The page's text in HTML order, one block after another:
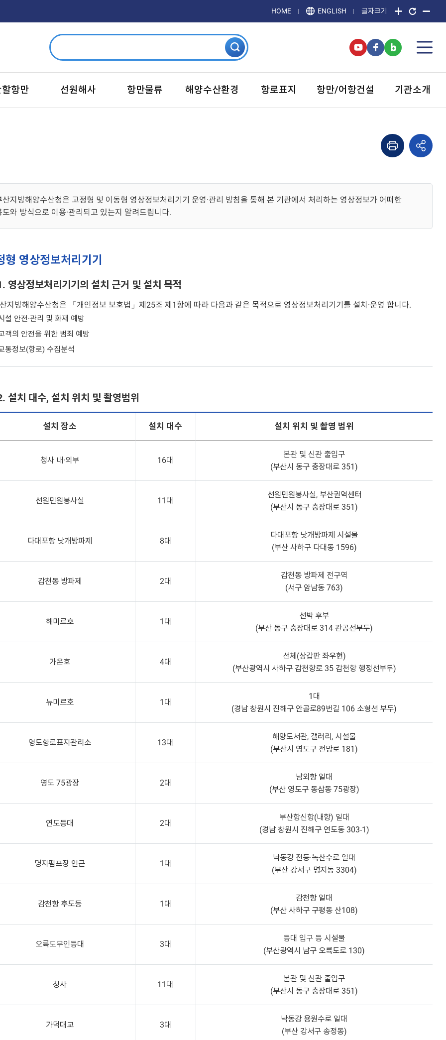
HOME ENGLISH 글자크기
할항만 선원해사 항만물류 해양수산환경 항로표지 항만/어항건설 기관소개
산지방해양수산청은 고정형 및 이동형 영상정보처리기기 운영·관리 방침을 통해 본 기관에서 처리하는 영상정보가 어떠한
도와 방식으로 이용·관리되고 있는지 알려드립니다.
형 영상정보처리기기
영상정보처리기기의 설치 근거 및 설치 목적
지방해양수산청은 「개인정보 보호법」제25조 제1항에 따라 다음과 같은 목적으로 영상정보처리기기를 설치·운영 합니다.
설 안전·관리 및 화재 예방
객의 안전을 위한 범죄 예방
통정보(항로) 수집분석
설치 대수, 설치 위치 및 촬영범위
설치 장소 설치 대수 설치 위치 및 촬영 범위
청사 내·외부 16대
본관 및 신관 출입구
(부산시 동구 충장대로 351)
선원민원봉사실 11대
선원민원봉사실, 부산권역센터
(부산시 동구 충장대로 351)
다대포항 낫개방파제 8대
다대포항 낫개방파제 시설물
(부산 사하구 다대동 1596)
감천동 방파제 2대
감천동 방파제 전구역
(서구 암남동 763)
해미르호 1대
선박 후부
(부산 동구 충장대로 314 관공선부두)
가온호 4대
선체(상갑판 좌우현)
(부산광역시 사하구 감천항로 35 감천항 행정선부두)
뉴미르호 1대
1대
(경남 창원시 진해구 안골로89번길 106 소형선 부두)
영도항로표지관리소 13대
해양도서관, 갤러리, 시설물
(부산시 영도구 전망로 181)
영도 75광장 2대
남외항 일대
(부산 영도구 동삼동 75광장)
연도등대 2대
부산항신항(내항) 일대
(경남 창원시 진해구 연도동 303-1)
명지펌프장 인근 1대
낙동강 전등·녹산수로 일대
(부산 강서구 명지동 3304)
감천항 후도등 1대
감천항 일대
(부산 사하구 구평동 산108)
오륙도무인등대 3대
등대 입구 등 시설물
(부산광역시 남구 오륙도로 130)
청사 11대
본관 및 신관 출입구
(부산시 동구 충장대로 351)
가덕대교 3대
낙동강 용원수로 일대
(부산 강서구 송정동)